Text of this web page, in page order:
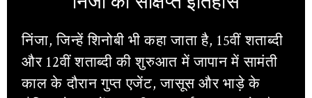
निंजा, जिन्हें शिनोबी भी कहा जाता है, 15वीं शताब्दी
और 12वीं शताब्दी की शुरुआत में जापान में सामंती
काल के दौरान गुप्त एजेंट, जासूस और भाड़े के